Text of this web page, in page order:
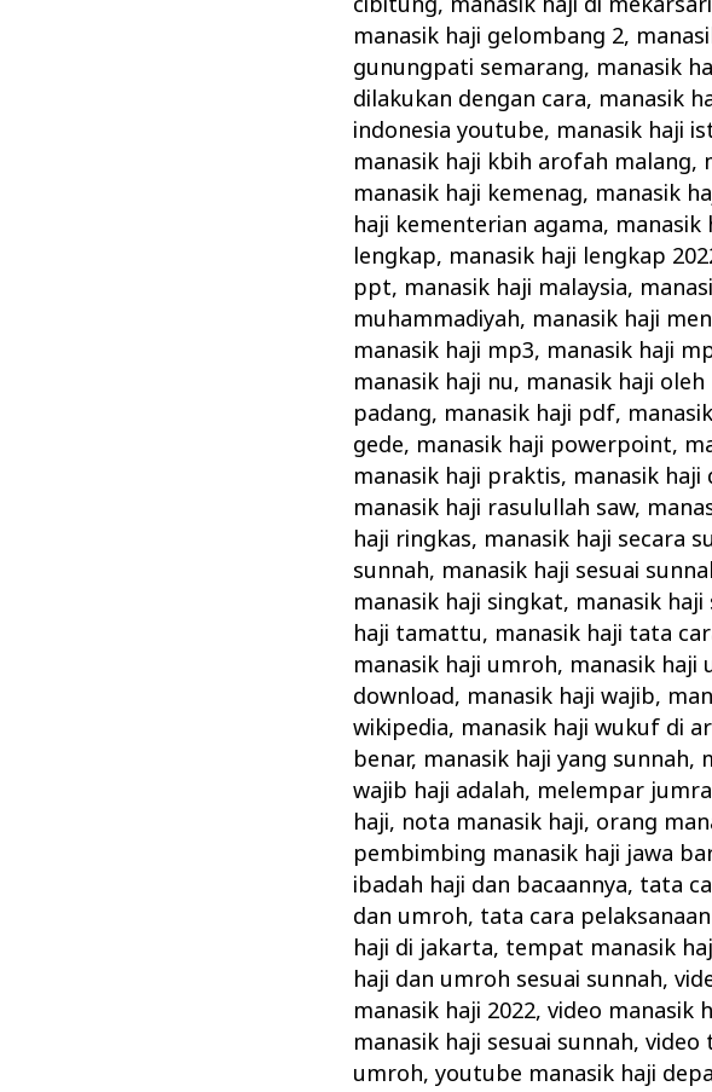
cibitung, manasik haji di mekarsari
manasik haji gelombang 2,
gunungpati semarang, manasik
dilakukan dengan cara, manasik
indonesia youtube, manasik haji
manasik haji kbih arofah malang,
manasik haji kemenag, manasik
haji kementerian agama, manasik
lengkap, manasik haji lengkap
ppt, manasik haji malaysia,
muhammadiyah, manasik haji
manasik haji mp3, manasik haji
manasik haji nu, manasik haji
padang, manasik haji pdf,
gede, manasik haji powerpoint,
manasik haji praktis, manasik haji
manasik haji rasulullah saw,
haji ringkas, manasik haji secara
sunnah, manasik haji sesuai
manasik haji singkat, manasik haji
haji tamattu, manasik haji tata
manasik haji umroh, manasik haji
download, manasik haji wajib,
wikipedia, manasik haji wukuf di
benar, manasik haji yang sunnah,
wajib haji adalah, melempar
haji, nota manasik haji, orang
pembimbing manasik haji jawa
ibadah haji dan bacaannya, tata
dan umroh, tata cara
haji di jakarta, tempat manasik
haji dan umroh sesuai sunnah,
manasik haji 2022,video manasik
manasik haji sesuai sunnah,video
umroh,youtube manasik haji